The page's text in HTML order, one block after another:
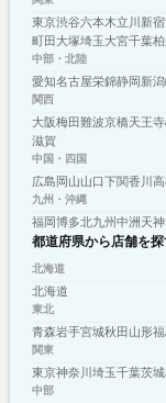
東京渋谷六本木立川新宿
町田大塚埼玉大宮千葉柏
中部・北陸
愛知名古屋栄錦静岡新潟
関西
大阪梅田難波京橋天王寺
滋賀
中国・四国
広島岡山山口下関香川
九州・沖縄
福岡博多北九州中洲天神
都道府県から店舗を
北海道
北海道
東北
青森岩手宮城秋田山形
関東
東京神奈川埼玉千葉茨城
中部